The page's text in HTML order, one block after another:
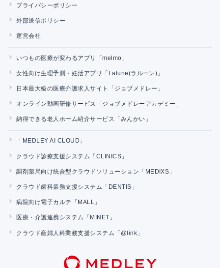
プライバシーポリシー
外部送信ポリシー
運営会社
いつもの医療が変わるアプリ「melmo」
女性向け生理予測・妊活アプリ「Lalune(ラルーン)」
日本最大級の医療介護求人サイト「ジョブメドレー」
オンライン動画研修サービス「ジョブメドレーアカデミー」
納得できる老人ホーム紹介サービス「みんかい」
「MEDLEY AI CLOUD」
クラウド診療支援システム「CLINICS」
調剤薬局向け統合型クラウドソリューション「MEDIXS」
クラウド歯科業務支援システム「DENTIS」
病院向け電子カルテ「MALL」
医療・介護連携システム「MINET」
クラウド産婦人科業務支援システム「@link」